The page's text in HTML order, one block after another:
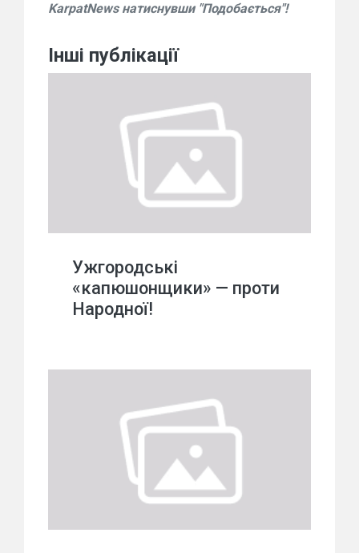
KarpatNews натиснувши "Подобається"!
Інші публікації
Ужгородські
«капюшонщики» — проти
Народної!